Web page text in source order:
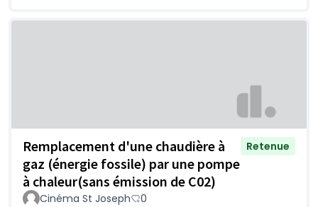
Remplacement d'une chaudière à
gaz (énergie fossile) par une pompe
à chaleur(sans émission de C02)
Retenue
Cinéma St Joseph 0